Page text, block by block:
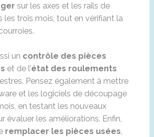
sur les axes et les rails de
les trois mois, tout en vérifiant la
un contrôle des pièces
et de l’état des roulements
Pensez également à mettre
et les logiciels de découpage
en testant les nouveaux
évaluer les améliorations. Enfin,
remplacer les pièces usées,